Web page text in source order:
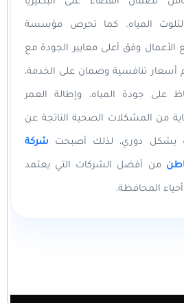
لتلوث المياه. كما تحرص مؤسسة
وفق أعلى معايير الجودة مع
أسعار تنافسية وضمان على الخدمة،
على جودة المياه، وإطالة العمر
من المشكلات الصحية الناتجة عن
بشكل دوري، لذلك أصبحت شركة
من أفضل الشركات التي يعتمد
المحافظة.